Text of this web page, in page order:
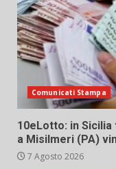
Comunicati Stampa
10eLotto: in
a Misilmeri (PA)
7 Agosto 2026